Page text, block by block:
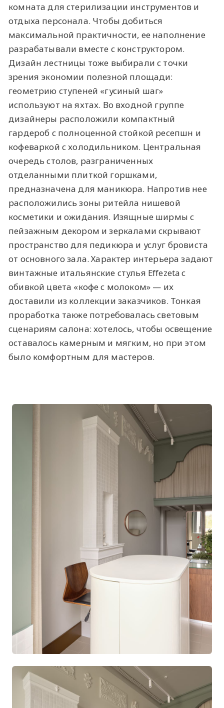
комната для стерилизации инструментов и
отдыха персонала. Чтобы добиться
максимальной практичности, ее наполнение
разрабатывали вместе с конструктором.
Дизайн лестницы тоже выбирали с точки
зрения экономии полезной площади:
геометрию ступеней «гусиный шаг»
используют на яхтах. Во входной группе
дизайнеры расположили компактный
гардероб с полноценной стойкой ресепшн и
кофеваркой с холодильником. Центральная
очередь столов, разграниченных
отделанными плиткой горшками,
предназначена для маникюра. Напротив нее
расположились зоны ритейла нишевой
косметики и ожидания. Изящные ширмы с
пейзажным декором и зеркалами скрывают
пространство для педикюра и услуг бровиста
от основного зала. Характер интерьера задают
винтажные итальянские стулья Effezeta с
обивкой цвета «кофе с молоком» — их
доставили из коллекции заказчиков. Тонкая
проработка также потребовалась световым
сценариям салона: хотелось, чтобы освещение
оставалось камерным и мягким, но при этом
было комфортным для мастеров.